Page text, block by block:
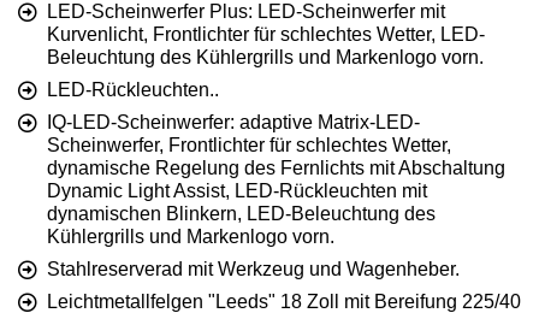
LED-Scheinwerfer Plus: LED-Scheinwerfer mit
Kurvenlicht, Frontlichter für schlechtes Wetter, LED-
Beleuchtung des Kühlergrills und Markenlogo vorn.
LED-Rückleuchten..
IQ-LED-Scheinwerfer: adaptive Matrix-LED-
Scheinwerfer, Frontlichter für schlechtes Wetter,
dynamische Regelung des Fernlichts mit Abschaltung
Dynamic Light Assist, LED-Rückleuchten mit
dynamischen Blinkern, LED-Beleuchtung des
Kühlergrills und Markenlogo vorn.
Stahlreserverad mit Werkzeug und Wagenheber.
Leichtmetallfelgen "Leeds" 18 Zoll mit Bereifung 225/40